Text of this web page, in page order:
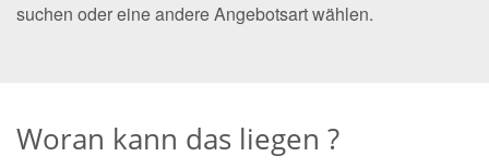
suchen oder eine andere Angebotsart wählen.
Woran kann das liegen ?